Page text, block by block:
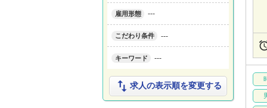
雇用形態 ---
こだわり条件 ---
キーワード ---
 求人の表示順を変更する